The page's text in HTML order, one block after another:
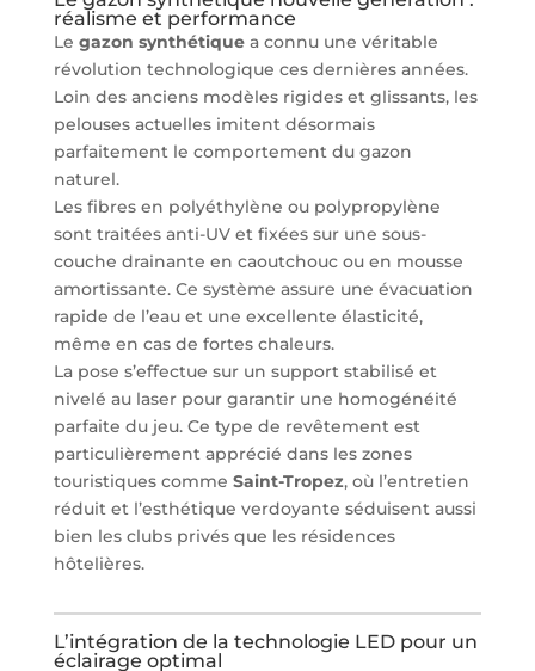
réalisme et performance
Le gazon synthétiquea connu une véritable
révolution technologique ces dernières années.
Loin des anciens modèles rigides et glissants, les
pelouses actuelles imitent désormais
parfaitement le comportement du gazon
naturel.
Les fibres en polyéthylène ou polypropylène
sont traitées anti-UV et fixées sur une sous-
couche drainante en caoutchouc ou en mousse
amortissante. Ce système assure une évacuation
rapide de l’eau et une excellente élasticité,
même en cas de fortes chaleurs.
La pose s’effectue sur un support stabilisé et
nivelé au laser pour garantir une homogénéité
parfaite du jeu. Ce type de revêtement est
particulièrement apprécié dans les zones
touristiques comme Saint-Tropez, où l’entretien
réduit et l’esthétique verdoyante séduisent aussi
bien les clubs privés que les résidences
hôtelières.
L’intégration de la technologie LED pour un
éclairage optimal